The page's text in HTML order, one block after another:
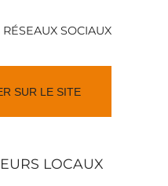
RÉSEAUX SOCIAUX
LOCAUX